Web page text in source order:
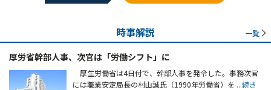
時事解説 一覧
厚労省幹部人事、次官は「労働シフト」に
厚生労働省は4日付で、幹部人事を発令した。事務次官
には職業安定局長の村山誠氏（1990年労働省）を ...続き